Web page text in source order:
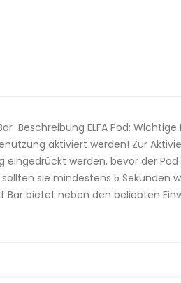
Beschreibung ELFA Pod: Wichtige
aktiviert werden! Zur
eingedrückt werden, bevor der
sie mindestens 5 Sekunden
Bar bietet neben den beliebten